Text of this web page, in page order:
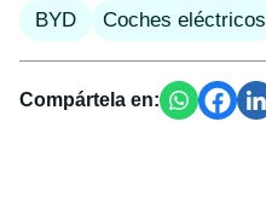
BYD Coches eléctricos
Compártela en: